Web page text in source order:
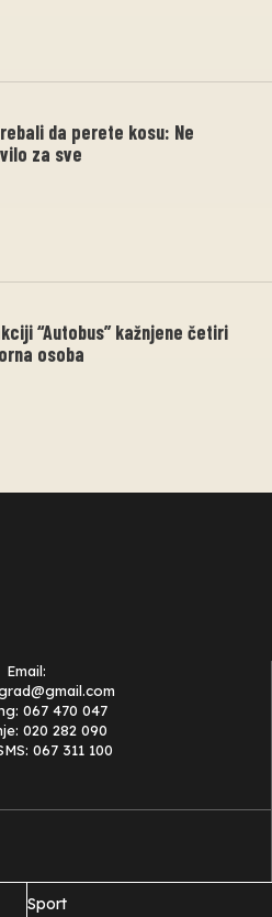
da perete kosu: Ne
za sve
“Autobus” kažnjene četiri
osoba
Email:
067 470 047
020 282 090
067 311 100
Sport